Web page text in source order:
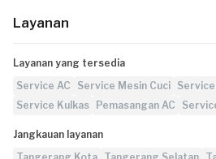
Layanan
Layanan yang tersedia
Service AC
Service Mesin Cuci
Service Kulkas
Pemasangan AC
Jangkauan layanan